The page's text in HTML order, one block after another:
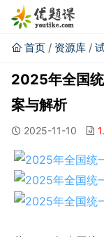
首页 / 资源库 /
2025年全国
案与解析
2025-11-10